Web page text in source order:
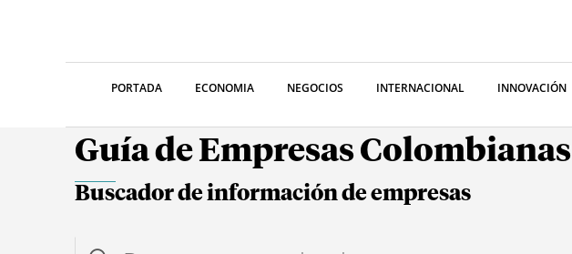
PORTADA ECONOMIA NEGOCIOS INTERNACIONAL INNOVACIÓN
Guía de Empresas Colombianas
Buscador de información de empresas